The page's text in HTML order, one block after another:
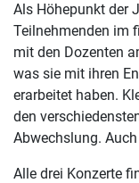
Als Höhepunkt der
Teilnehmenden im
mit den Dozenten
was sie mit ihren
erarbeitet haben.
den
Abwechslung.
Alle drei Konzerte